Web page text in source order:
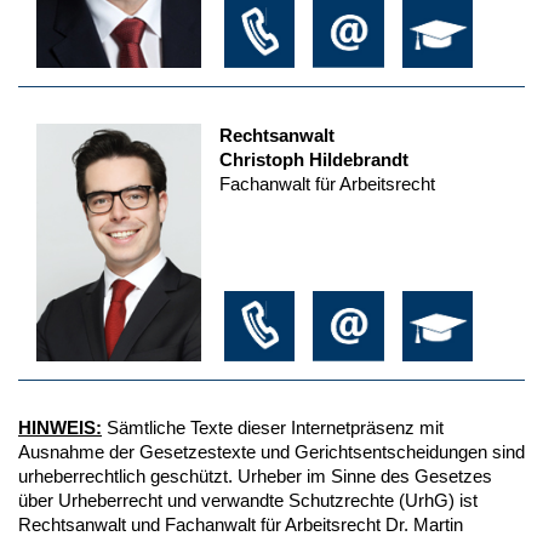
Rechtsanwalt
Christoph Hildebrandt
Fachanwalt für Arbeitsrecht
HINWEIS: Sämtliche Texte dieser Internetpräsenz mit
Ausnahme der Gesetzestexte und Gerichtsentscheidungen sind
urheberrechtlich geschützt. Urheber im Sinne des Gesetzes
über Urheberrecht und verwandte Schutzrechte (UrhG) ist
Rechtsanwalt und Fachanwalt für Arbeitsrecht Dr. Martin